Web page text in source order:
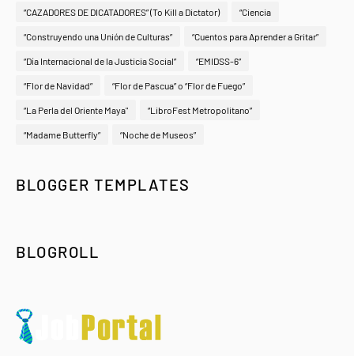
“CAZADORES DE DICATADORES” (To Kill a Dictator) “Ciencia
“Construyendo una Unión de Culturas” “Cuentos para Aprender a Gritar”
“Día Internacional de la Justicia Social” “EMIDSS-6”
“Flor de Navidad” “Flor de Pascua” o “Flor de Fuego”
“La Perla del Oriente Maya" “LibroFest Metropolitano”
“Madame Butterfly” “Noche de Museos”
BLOGGER TEMPLATES
BLOGROLL